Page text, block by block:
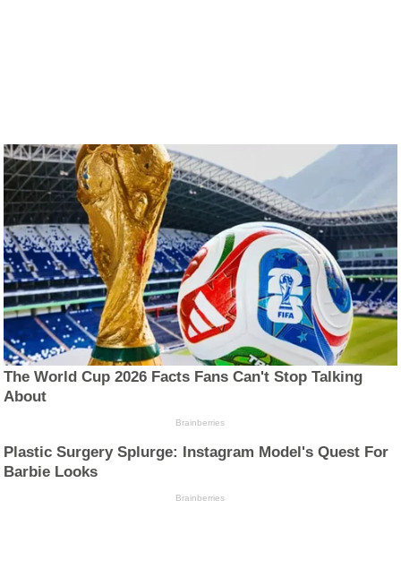
The World Cup 2026 Facts Fans Can't Stop Talking
About
Brainberries
Plastic Surgery Splurge: Instagram Model's Quest For
Barbie Looks
Brainberries